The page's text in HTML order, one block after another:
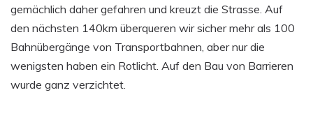
gemächlich daher gefahren und kreuzt die Strasse. Auf
den nächsten 140km überqueren wir sicher mehr als 100
Bahnübergänge von Transportbahnen, aber nur die
wenigsten haben ein Rotlicht. Auf den Bau von Barrieren
wurde ganz verzichtet.